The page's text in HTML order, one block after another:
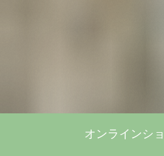
オンラインシ